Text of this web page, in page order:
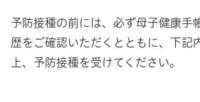
予防接種の前には、必ず母子健康手
歴をご確認いただくとともに、下記
上、予防接種を受けてください。